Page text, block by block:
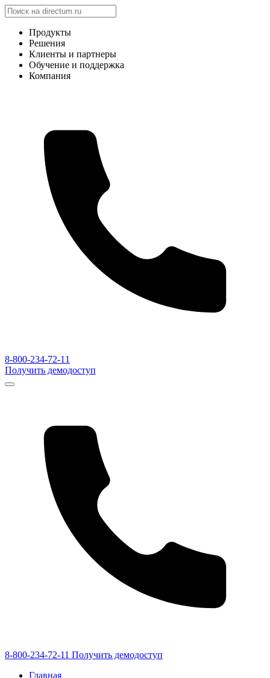
Продукты
Решения
Клиенты и партнеры
Обучение и поддержка
Компания
8-800-234-72-11
Получить демодоступ
8-800-234-72-11 Получить демодоступ
Главная